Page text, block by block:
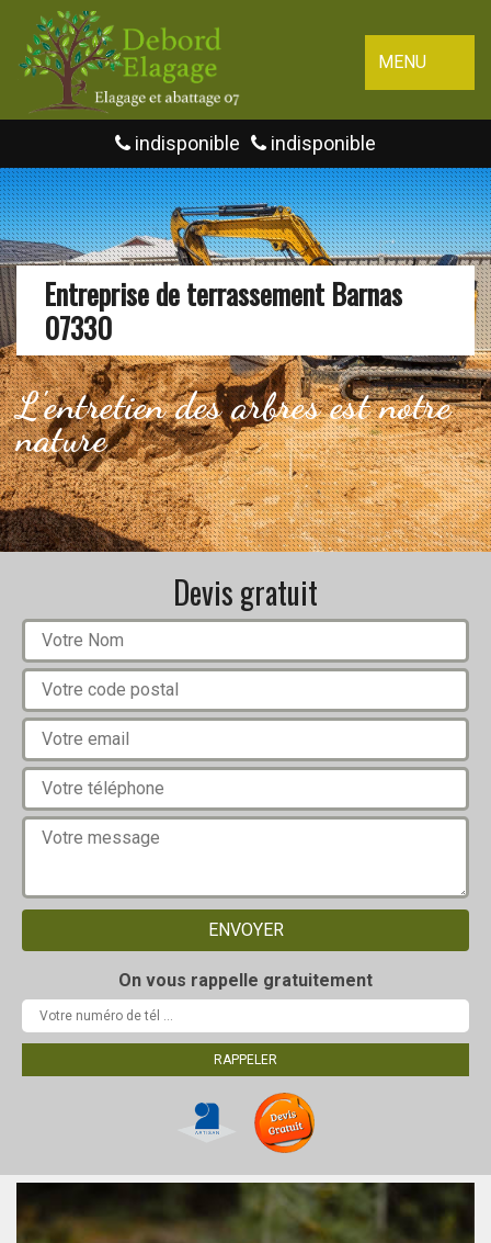
MENU
indisponible indisponible
Entreprise de terrassement Barnas
07330
L'entretien des arbres est notre
nature
Devis gratuit
On vous rappelle gratuitement